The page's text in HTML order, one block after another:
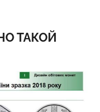
ТАКОЙ